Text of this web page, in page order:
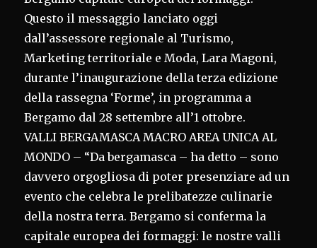
Questo il messaggio lanciato oggi
dall’assessore regionale al Turismo,
Marketing territoriale e Moda, Lara Magoni,
durante l’inaugurazione della terza edizione
della rassegna ‘Forme’, in programma a
Bergamo dal 28 settembre all’1 ottobre.
VALLI BERGAMASCA MACRO AREA UNICA AL
MONDO – “Da bergamasca – ha detto – sono
davvero orgogliosa di poter presenziare ad un
evento che celebra le prelibatezze culinarie
della nostra terra. Bergamo si conferma la
capitale europea dei formaggi: le nostre valli